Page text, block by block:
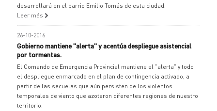
desarrollará en el barrio Emilio Tomás de esta ciudad.
Leer más
26-10-2016
Gobierno mantiene "alerta" y acentúa despliegue asistencial
por tormentas.
El Comando de Emergencia Provincial mantiene el "alerta" y todo
el despliegue enmarcado en el plan de contingencia activado, a
partir de las secuelas que aún persisten de los violentos
temporales de viento que azotaron diferentes regiones de nuestro
territorio.